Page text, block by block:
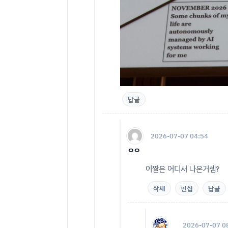
답글
ㅇㅇ
2026-07-07 04:54
이짤은 어디서 나온거셈?
삭제 편집 답글
2026-07-07